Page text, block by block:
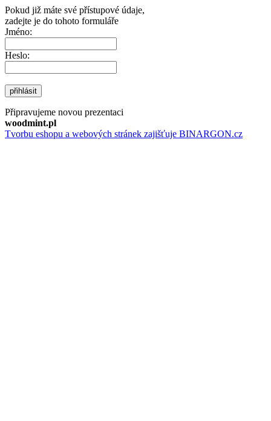
Pokud již máte své přístupové údaje,
zadejte je do tohoto formuláře
Jméno:
Heslo:
přihlásit
Připravujeme novou prezentaci
woodmint.pl
Tvorbu eshopu a webových stránek zajišťuje BINARGON.cz